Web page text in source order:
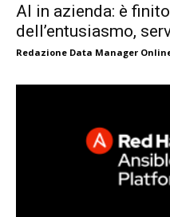
AI in azienda: è
dell’entusiasmo,
Redazione Data Manager